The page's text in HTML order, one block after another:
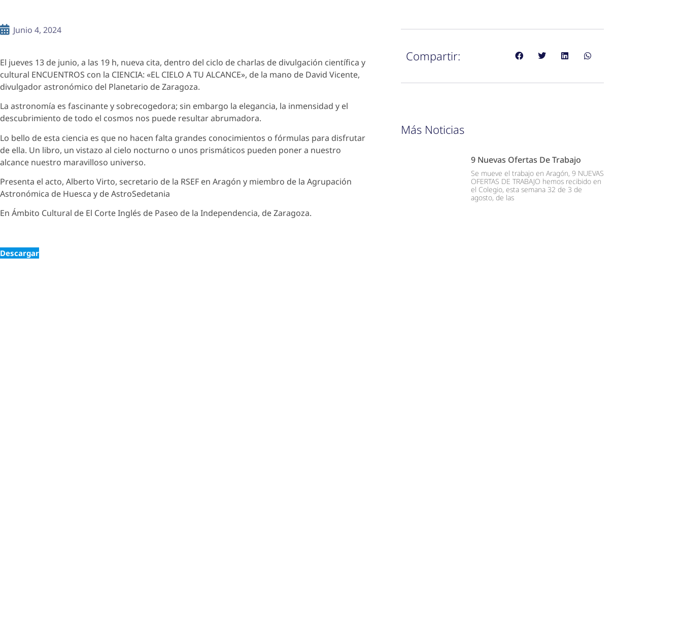
Junio 4, 2024
El jueves 13 de junio, a las 19 h, nueva cita, dentro del ciclo de charlas de divulgación científica y
cultural ENCUENTROS con la CIENCIA: «EL CIELO A TU ALCANCE», de la mano de David Vicente,
divulgador astronómico del Planetario de Zaragoza.
La astronomía es fascinante y sobrecogedora; sin embargo la elegancia, la inmensidad y el
descubrimiento de todo el cosmos nos puede resultar abrumadora.
Lo bello de esta ciencia es que no hacen falta grandes conocimientos o fórmulas para disfrutar
de ella. Un libro, un vistazo al cielo nocturno o unos prismáticos pueden poner a nuestro
alcance nuestro maravilloso universo.
Presenta el acto, Alberto Virto, secretario de la RSEF en Aragón y miembro de la Agrupación
Astronómica de Huesca y de AstroSedetania
En Ámbito Cultural de El Corte Inglés de Paseo de la Independencia, de Zaragoza.
Descargar
Compartir:
Más Noticias
9 Nuevas Ofertas De Trabajo
Se mueve el trabajo en Aragón, 9 NUEVAS
OFERTAS DE TRABAJO hemos recibido en
el Colegio, esta semana 32 de 3 de
agosto, de las